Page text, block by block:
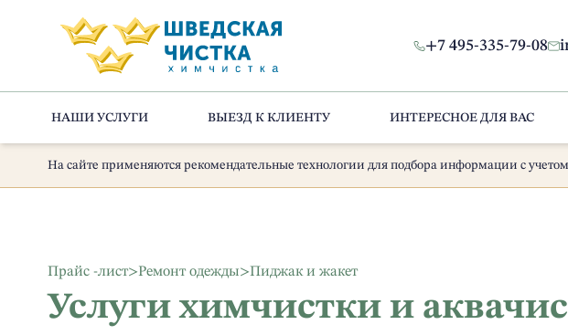
+7 495-335-79-08
НАШИ УСЛУГИ ВЫЕЗД К КЛИЕНТУ ИНТЕРЕСНОЕ ДЛЯ ВАС
На сайте применяются рекомендательные технологии для подбора информации с
Прайс -лист>Ремонт одежды>Пиджак и жакет
Услуги химчистки и